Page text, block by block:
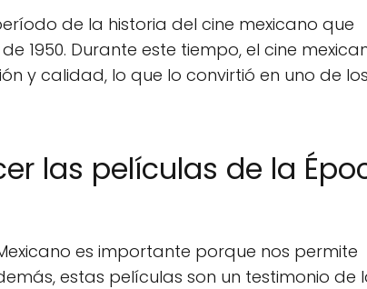
de la historia del cine mexicano que
1950. Durante este tiempo, el cine
y calidad, lo que lo convirtió en uno de
las películas de la
es importante porque nos permite
estas películas son un testimonio de